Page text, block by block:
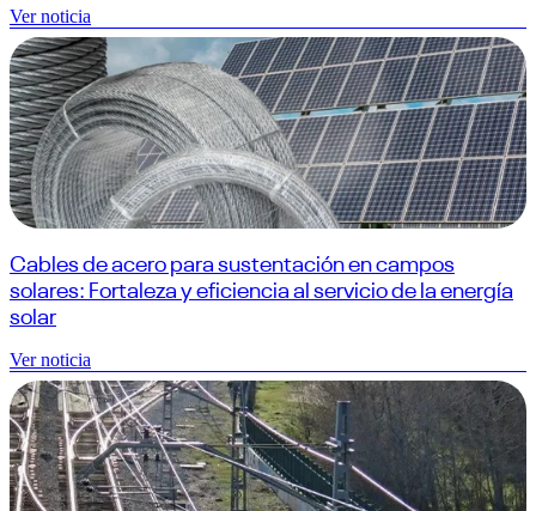
Ver noticia
Cables de acero para sustentación en campos
solares: Fortaleza y eficiencia al servicio de la energía
solar
Ver noticia